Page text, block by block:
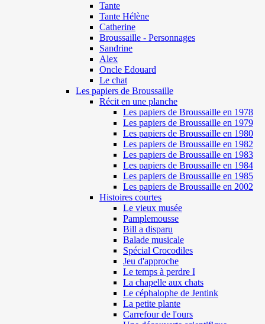
Tante
Tante Hélène
Catherine
Broussaille - Personnages
Sandrine
Alex
Oncle Edouard
Le chat
Les papiers de Broussaille
Récit en une planche
Les papiers de Broussaille en 1978
Les papiers de Broussaille en 1979
Les papiers de Broussaille en 1980
Les papiers de Broussaille en 1982
Les papiers de Broussaille en 1983
Les papiers de Broussaille en 1984
Les papiers de Broussaille en 1985
Les papiers de Broussaille en 2002
Histoires courtes
Le vieux musée
Pamplemousse
Bill a disparu
Balade musicale
Spécial Crocodiles
Jeu d'approche
Le temps à perdre I
La chapelle aux chats
Le céphalophe de Jentink
La petite plante
Carrefour de l'ours